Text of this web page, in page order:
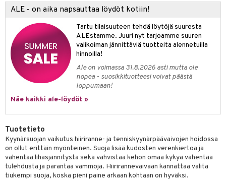
ALE - on aika napsauttaa löydöt kotiin!
Tartu tilaisuuteen tehdä löytöjä suuresta
ALEstamme. Juuri nyt tarjoamme suuren
valikoiman jännittäviä tuotteita alennetuilla
hinnoilla!
Ale on voimassa 31.8.2026 asti mutta ole
nopea - suosikkituotteesi voivat päästä
loppumaan!
Näe kaikki ale-löydöt »
Tuotetieto
Kyynärsuojan vaikutus hiiriranne- ja tenniskyynärpäävaivojen hoidossa
on ollut erittäin myönteinen. Suoja lisää kudosten verenkiertoa ja
vähentää lihasjännitystä sekä vahvistaa kehon omaa kykyä vähentää
tulehdusta ja parantaa vammoja. Hiirirannevaivaan kannattaa valita
tiukempi suoja, koska pieni paine arkaan kohtaan on hyväksi.